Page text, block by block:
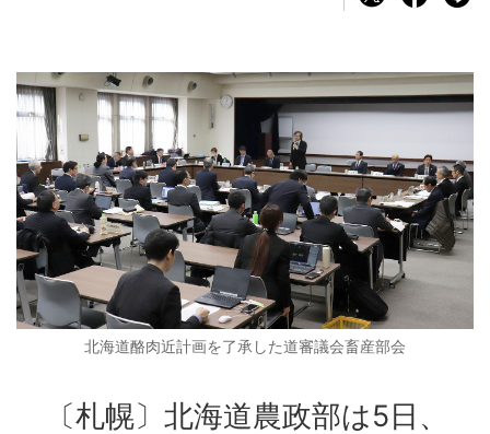
北海道酪肉近計画を了承した道審議会畜産部会
〔札幌〕北海道農政部は5日、